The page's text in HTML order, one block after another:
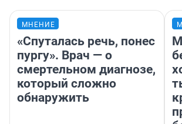
МНЕНИЕ
«Спуталась речь, понес
пургу». Врач — о
смертельном диагнозе,
который сложно
обнаружить